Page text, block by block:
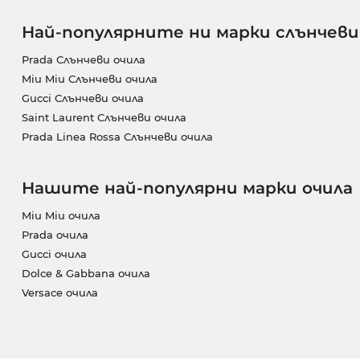
Най-популярните ни марки
Prada Слънчеви очила
Miu Miu Слънчеви очила
Gucci Слънчеви очила
Saint Laurent Слънчеви очила
Prada Linea Rossa Слънчеви очила
Нашите най-популярни марки очила
Miu Miu очила
Prada очила
Gucci очила
Dolce & Gabbana очила
Versace очила